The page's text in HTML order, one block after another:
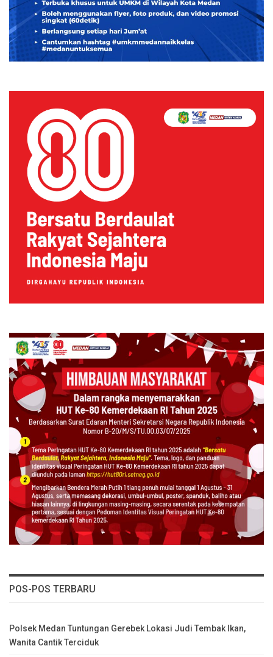
POS-POS TERBARU
Polsek Medan Tuntungan Gerebek Lokasi Judi Tembak Ikan,
Wanita Cantik Terciduk